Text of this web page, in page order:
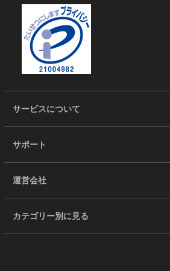
サービスについて
サポート
運営会社
カテゴリー別に見る